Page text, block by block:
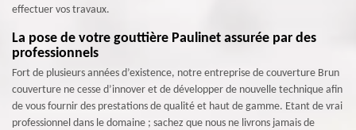
effectuer vos travaux.
La pose de votre gouttière Paulinet assurée par des
professionnels
Fort de plusieurs années d’existence, notre entreprise de couverture Brun
couverture ne cesse d’innover et de développer de nouvelle technique afin
de vous fournir des prestations de qualité et haut de gamme. Etant de vrai
professionnel dans le domaine ; sachez que nous ne livrons jamais de